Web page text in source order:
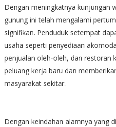
Dengan meningkatnya kunjungan
gunung ini telah mengalami
signifikan. Penduduk setempat
usaha seperti penyediaan
penjualan oleh-oleh, dan restoran
peluang kerja baru dan
masyarakat sekitar.
Dengan keindahan alamnya yang